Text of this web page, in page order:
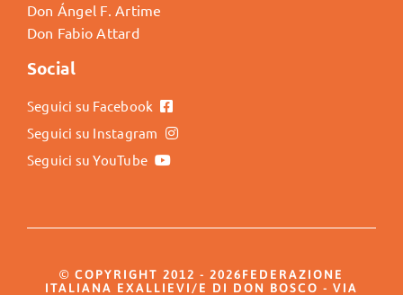
Don Ángel F. Artime
Don Fabio Attard
Social
Seguici su Facebook
Seguici su Instagram
Seguici su YouTube
© COPYRIGHT 2012 - 2026FEDERAZIONE
ITALIANA EXALLIEVI/E DI DON BOSCO - VIA